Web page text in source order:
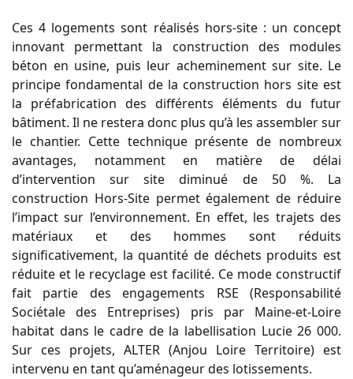
Ces 4 logements sont réalisés hors-site : un concept
innovant permettant la construction des modules
béton en usine, puis leur acheminement sur site. Le
principe fondamental de la construction hors site est
la préfabrication des différents éléments du futur
bâtiment. Il ne restera donc plus qu’à les assembler sur
le chantier. Cette technique présente de nombreux
avantages, notamment en matière de délai
d’intervention sur site diminué de 50 %. La
construction Hors-Site permet également de réduire
l’impact sur l’environnement. En effet, les trajets des
matériaux et des hommes sont réduits
significativement, la quantité de déchets produits est
réduite et le recyclage est facilité. Ce mode constructif
fait partie des engagements RSE (Responsabilité
Sociétale des Entreprises) pris par Maine-et-Loire
habitat dans le cadre de la labellisation Lucie 26 000.
Sur ces projets, ALTER (Anjou Loire Territoire) est
intervenu en tant qu’aménageur des lotissements.